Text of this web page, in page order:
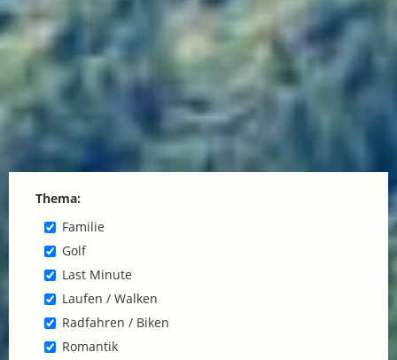
Thema:
Familie
Golf
Last Minute
Laufen / Walken
Radfahren / Biken
Romantik